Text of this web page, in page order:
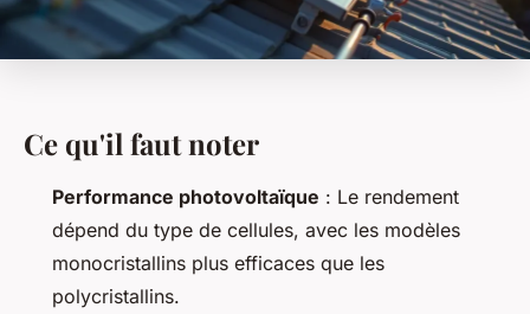
Ce qu'il faut noter
Performance photovoltaïque : Le rendement
dépend du type de cellules, avec les modèles
monocristallins plus efficaces que les
polycristallins.